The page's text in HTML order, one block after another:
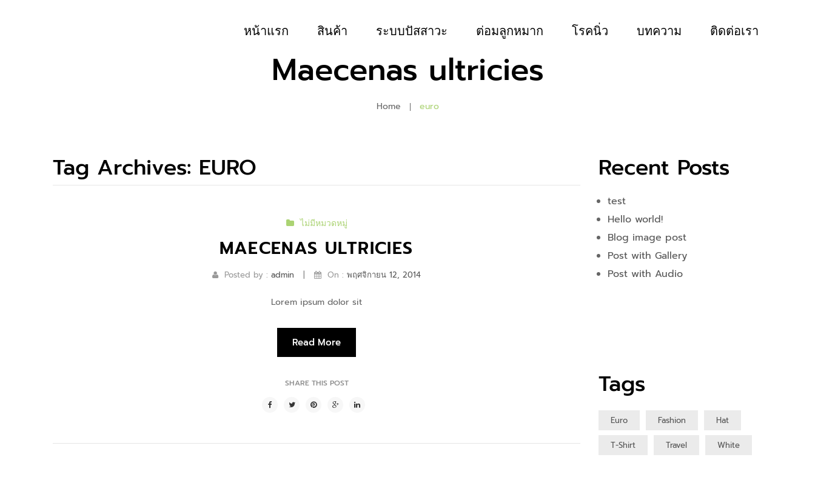
หน้าแรก สินค้า ระบบปัสสาวะ ต่อมลูกหมาก โรคนิ่ว บทความ ติดต่อเรา
Maecenas ultricies
Home euro
Tag Archives: EURO
ไม่มีหมวดหมู่
MAECENAS ULTRICIES
Posted by : admin | On : พฤศจิกายน 12, 2014
Lorem ipsum dolor sit
Read More
SHARE THIS POST
Recent Posts
test
Hello world!
Blog image post
Post with Gallery
Post with Audio
Tags
Euro Fashion Hat
T-Shirt Travel White